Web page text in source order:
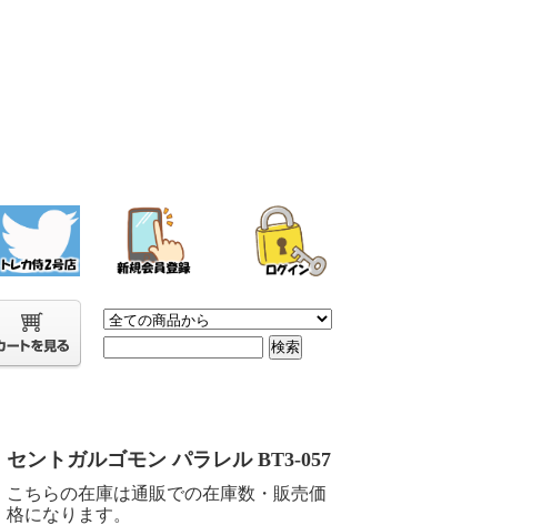
セントガルゴモン パラレル BT3-057
こちらの在庫は通販での在庫数・販売価
格になります。